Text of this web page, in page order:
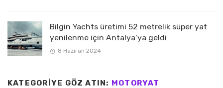
Bilgin Yachts üretimi 52 metrelik süper yat
yenilenme için Antalya’ya geldi
8 Haziran 2024
KATEGORIYE GÖZ ATIN: MOTORYAT